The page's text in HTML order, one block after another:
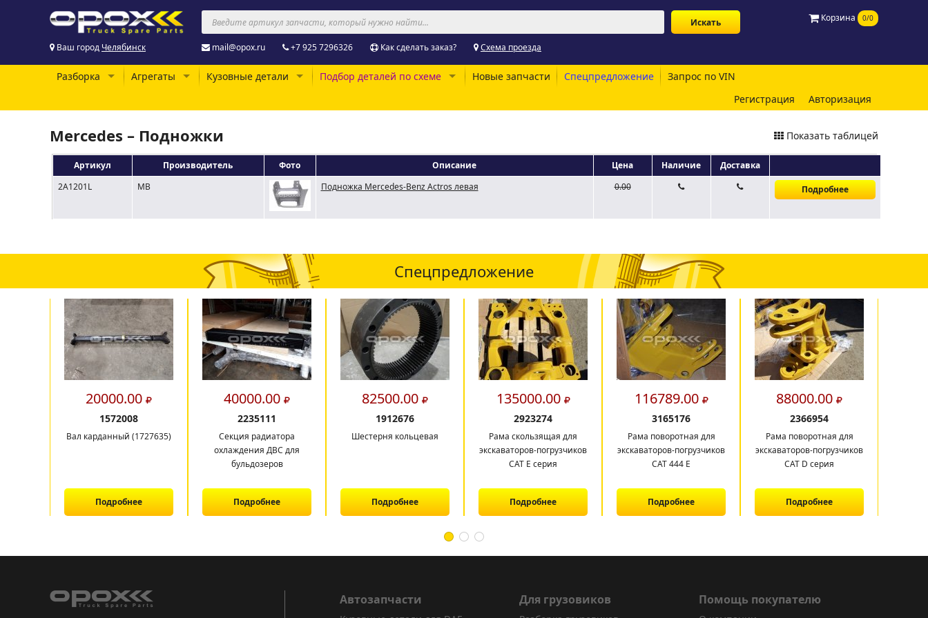
Корзина 0/0
Ваш город Челябинск mail@opox.ru +7 925 7296326 Как сделать заказ? Схема проезда
Разборка Агрегаты Кузовные детали Подбор деталей по схеме Новые запчасти Спецпредложение
Запрос по VIN
Регистрация
Авторизация
Mercedes – Подножки Показать таблицей
Артикул Производитель Фото Описание Цена Наличие
Доставка
2A1201L
MB Подножка Mercedes-Benz Actros левая 0.00 Подробнее
Спецпредложение
20000.00
1572008
Вал карданный (1727635)
Подробнее
40000.00
2235111
Секция радиатора
охлаждения ДВС для
бульдозеров
Подробнее
82500.00
1912676
Шестерня кольцевая
Подробнее
135000.00
2923274
Рама скользящая для
экскаваторов-погрузчиков
CAT E серия
Подробнее
116789.00
3165176
Рама поворотная для
экскаваторов-погрузчиков
САТ 444 E
Подробнее
88000.00
2366954
Рама поворотная для
экскаваторов-погрузчиков
CAT D серия
Подробнее
Автозапчасти Для грузовиков Помощь покупателю